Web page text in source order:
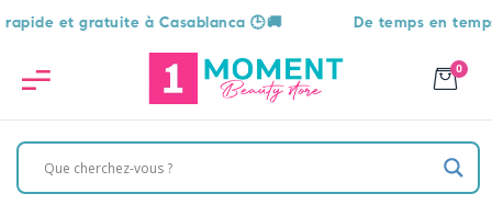
et gratuite à Casablanca 🕒🚚 De temps en temps,
0